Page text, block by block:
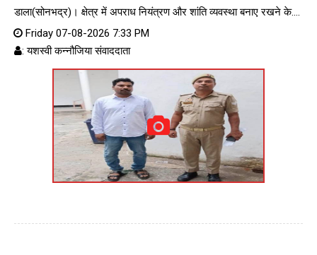
डाला(सोनभद्र)। क्षेत्र में अपराध नियंत्रण और शांति व्यवस्था बनाए रखने के....
Friday 07-08-2026 7:33 PM
: यशस्वी कन्नौजिया संवाददाता